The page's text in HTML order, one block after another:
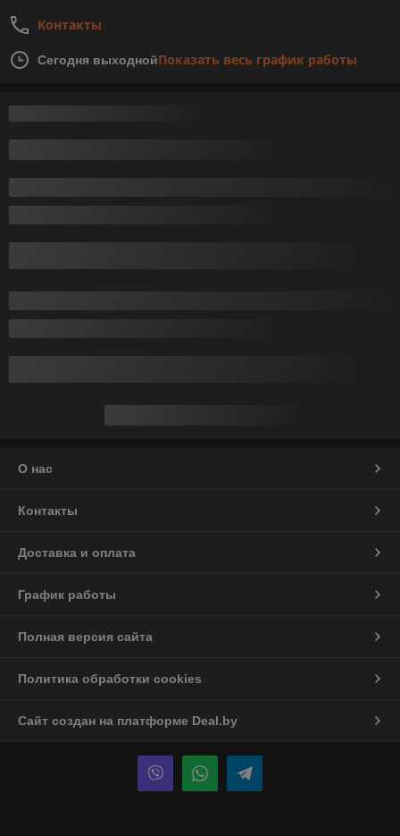
Контакты
Сегодня выходнойПоказать весь график работы
О нас
Контакты
Доставка и оплата
График работы
Полная версия сайта
Политика обработки cookies
Сайт создан на платформе Deal.by